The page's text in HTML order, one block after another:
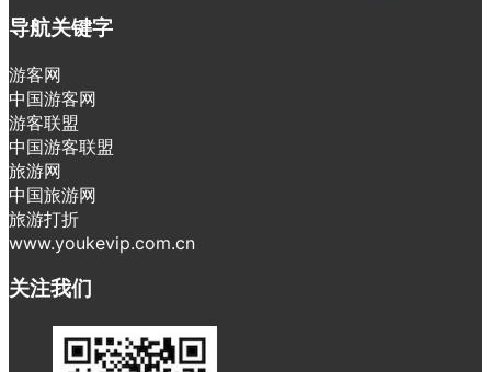
导航关键字
游客网
中国游客网
游客联盟
中国游客联盟
旅游网
中国旅游网
旅游打折
www.youkevip.com.cn
关注我们